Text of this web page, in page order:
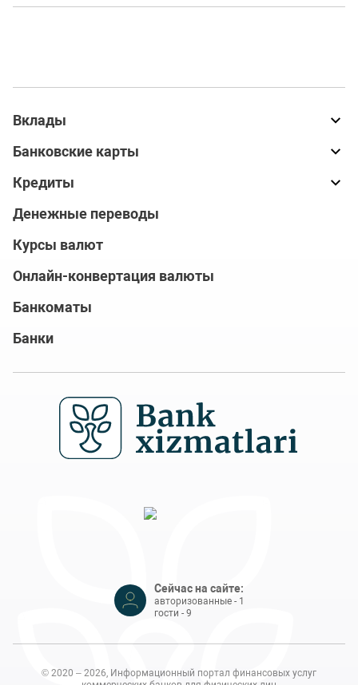
Вклады
Банковские карты
Кредиты
Денежные переводы
Курсы валют
Онлайн-конвертация валюты
Банкоматы
Банки
Сейчас на сайте:
авторизованные - 1
гости - 9
© 2020 – 2026, Информационный портал финансовых услуг